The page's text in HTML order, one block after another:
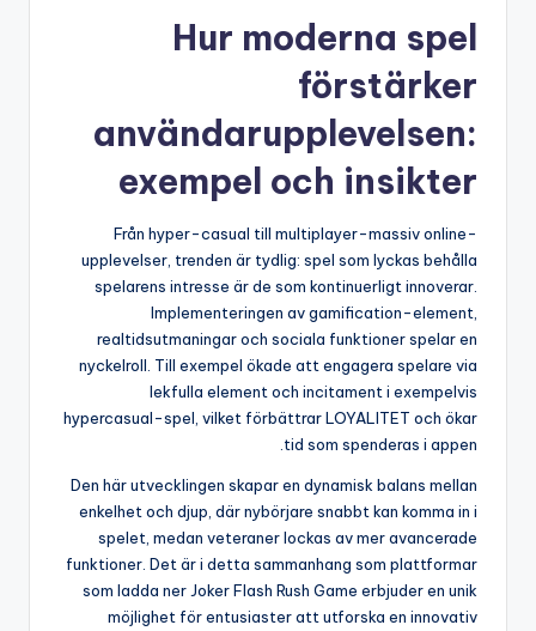
Hur moderna spel
förstärker
användarupplevelsen:
exempel och insikter
Från hyper-casual till multiplayer-massiv online-
upplevelser, trenden är tydlig: spel som lyckas behålla
spelarens intresse är de som kontinuerligt innoverar.
Implementeringen av gamification-element,
realtidsutmaningar och sociala funktioner spelar en
nyckelroll. Till exempel ökade att engagera spelare via
lekfulla element och incitament i exempelvis
hypercasual-spel, vilket förbättrar LOYALITET och ökar
tid som spenderas i appen.
Den här utvecklingen skapar en dynamisk balans mellan
enkelhet och djup, där nybörjare snabbt kan komma in i
spelet, medan veteraner lockas av mer avancerade
funktioner. Det är i detta sammanhang som plattformar
som ladda ner Joker Flash Rush Game erbjuder en unik
möjlighet för entusiaster att utforska en innovativ